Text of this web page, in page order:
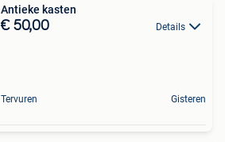
Antieke kasten
€ 50,00 Details
Tervuren Gisteren